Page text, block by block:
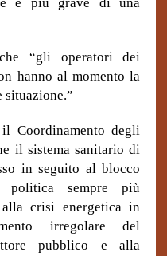
“gli operatori dei
hanno al momento la
situazione.”
Coordinamento degli
il sistema sanitario di
in seguito al blocco
politica sempre più
crisi energetica in
irregolare del
pubblico e alla